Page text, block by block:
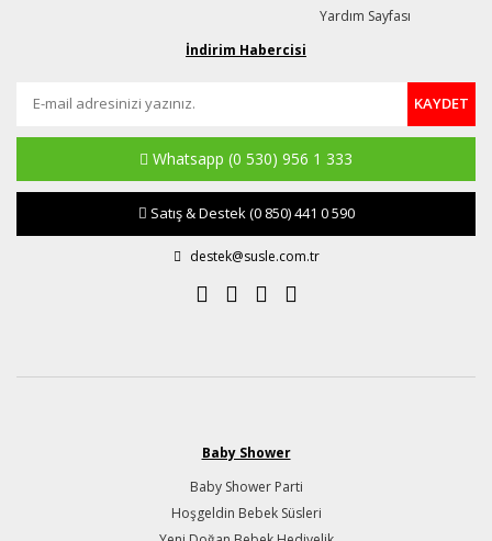
Yardım Sayfası
İndirim Habercisi
KAYDET
Whatsapp (0 530) 956 1 333
Satış & Destek(0 850) 441 0 590
destek@susle.com.tr
Baby Shower
Baby Shower Parti
Hoşgeldin Bebek Süsleri